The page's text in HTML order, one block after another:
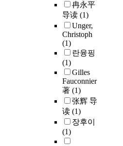
冉永平
导读 (1)
Unger,
Christoph
(1)
란융핑
(1)
Gilles
Fauconnier
著 (1)
张辉 导
读 (1)
장후이
(1)